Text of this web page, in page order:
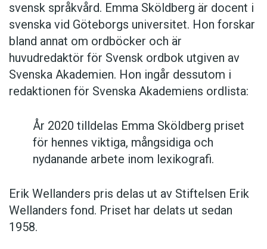
svensk språkvård. Emma Sköldberg är docent i
svenska vid Göteborgs universitet. Hon forskar
bland annat om ordböcker och är
huvudredaktör för Svensk ordbok utgiven av
Svenska Akademien. Hon ingår dessutom i
redaktionen för Svenska Akademiens ordlista:
År 2020 tilldelas Emma Sköldberg priset
för hennes viktiga, mångsidiga och
nydanande arbete inom lexikografi.
Erik Wellanders pris delas ut av Stiftelsen Erik
Wellanders fond. Priset har delats ut sedan
1958.